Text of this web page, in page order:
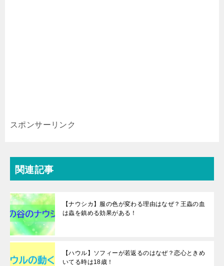
スポンサーリンク
関連記事
【ナウシカ】服の色が変わる理由はなぜ？王蟲の血
は蟲を鎮める効果がある！
【ハウル】ソフィーが若返るのはなぜ？恋心ときめ
いてる時は18歳！